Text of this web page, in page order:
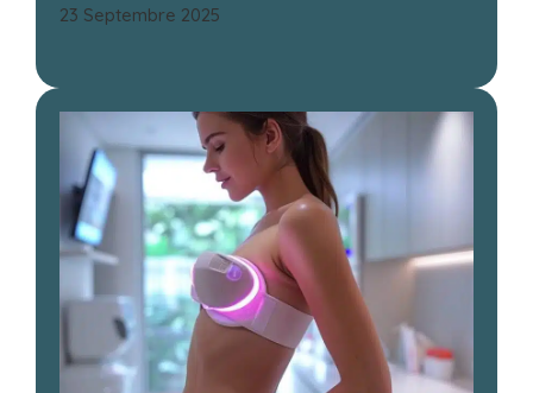
23 Septembre 2025